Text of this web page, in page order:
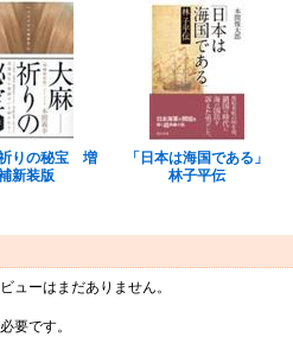
りの秘宝 増
新装版
「日本は海国である」
林子平伝
ューはまだありません。
要です。